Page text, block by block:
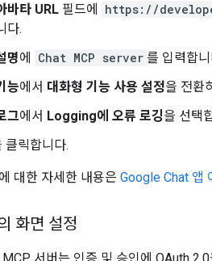
바타 URL 필드에 https://
다.
명에 Chat MCP server 를 입력합니
능에서 대화형 기능 사용 설정을 전환
그에서 Logging에 오류 로깅을 선택
클릭합니다.
대한 자세한 내용은 Google Chat 앱
화면 설정